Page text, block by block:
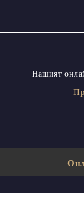
Нашият